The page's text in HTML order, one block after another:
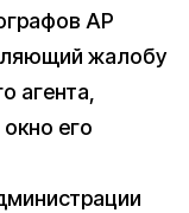
AP
жалобу
агента,
его